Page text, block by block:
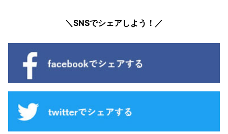
＼SNSでシェアしよう！／